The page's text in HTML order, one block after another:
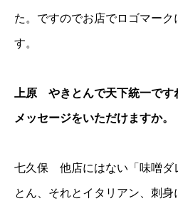
た。ですのでお店でロゴマーク
す。
上原 やきとんで天下統一です
メッセージをいただけますか。
七久保 他店にはない「味噌ダ
とん、それとイタリアン、刺身